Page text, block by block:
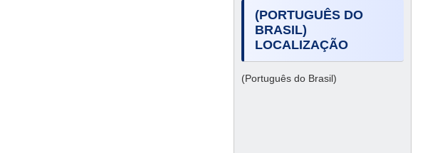
(PORTUGUÊS DO
BRASIL)
LOCALIZAÇÃO
(Português do Brasil)